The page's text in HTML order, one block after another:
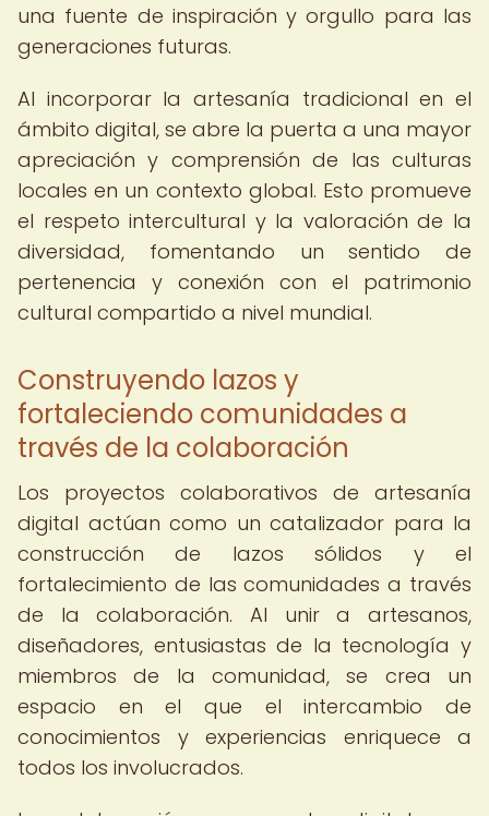
una fuente de inspiración y orgullo para las
generaciones futuras.
Al incorporar la artesanía tradicional en el
ámbito digital, se abre la puerta a una mayor
apreciación y comprensión de las culturas
locales en un contexto global. Esto promueve
el respeto intercultural y la valoración de la
diversidad, fomentando un sentido de
pertenencia y conexión con el patrimonio
cultural compartido a nivel mundial.
Construyendo lazos y
fortaleciendo comunidades a
través de la colaboración
Los proyectos colaborativos de artesanía
digital actúan como un catalizador para la
construcción de lazos sólidos y el
fortalecimiento de las comunidades a través
de la colaboración. Al unir a artesanos,
diseñadores, entusiastas de la tecnología y
miembros de la comunidad, se crea un
espacio en el que el intercambio de
conocimientos y experiencias enriquece a
todos los involucrados.